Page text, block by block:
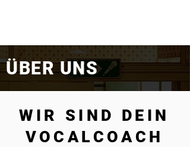
ÜBER UNS
WIR SIND DEIN
VOCALCOACH